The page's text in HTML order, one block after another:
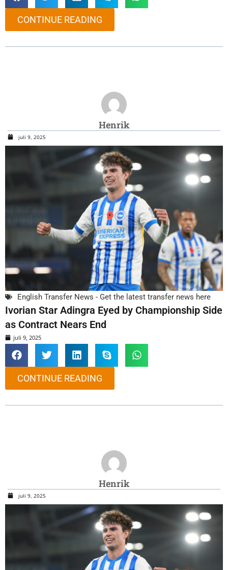
CONTINUE READING
Henrik
juli 9, 2025
English Transfer News - Get the latest transfer news here
Ivorian Star Adingra Eyed by Championship Side
as Contract Nears End
juli 9, 2025
CONTINUE READING
Henrik
juli 9, 2025